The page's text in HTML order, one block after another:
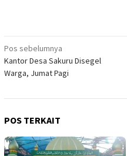
Navigasi
pos
Pos sebelumnya
Kantor Desa Sakuru Disegel
Warga, Jumat Pagi
POS TERKAIT